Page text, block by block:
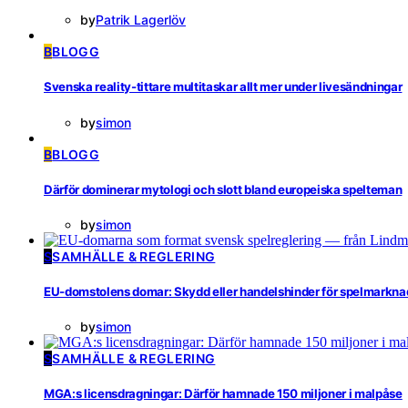
byPatrik Lagerlöv
BBLOGG
Svenska reality-tittare multitaskar allt mer under livesändningar
bysimon
BBLOGG
Därför dominerar mytologi och slott bland europeiska spelteman
bysimon
SSAMHÄLLE & REGLERING
EU-domstolens domar: Skydd eller handelshinder för
bysimon
SSAMHÄLLE & REGLERING
MGA:s licensdragningar: Därför hamnade 150 miljoner i malpåse